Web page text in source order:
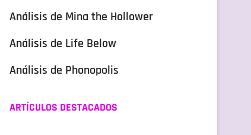
Análisis de Mina the Hollower
Análisis de Life Below
Análisis de Phonopolis
ARTÍCULOS DESTACADOS